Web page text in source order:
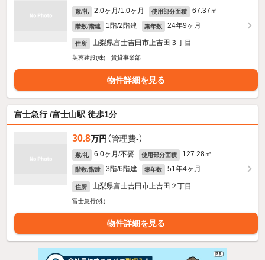
敷/礼 2.0ヶ月/1.0ヶ月 使用部分面積 67.37㎡
階数/階建 1階/2階建 築年数 24年9ヶ月
住所 山梨県富士吉田市上吉田３丁目
芙蓉建設(株) 賃貸事業部
物件詳細を見る
富士急行 /富士山駅 徒歩1分
30.8万円 （管理費-）
敷/礼 6.0ヶ月/不要 使用部分面積 127.28㎡
階数/階建 3階/6階建 築年数 51年4ヶ月
住所 山梨県富士吉田市上吉田２丁目
富士急行(株)
物件詳細を見る